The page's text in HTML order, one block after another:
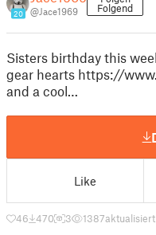
20 @Jace1969 Folgend
Sisters birthday this
gear hearts https://
and a cool…
Like
46 470 3 1387aktualisiert